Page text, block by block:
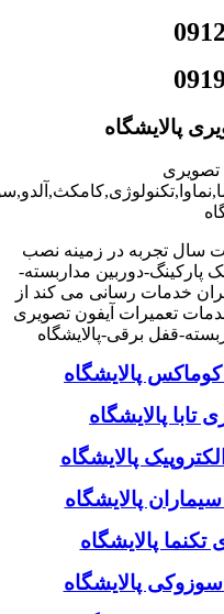
پالایشگاه
تصویری
سال تجربه در زمینه نصب
پارکینگ-دوربین مداربسته-
خدمات رسانی می کند از
تعمیرات آیفون تصویری
قفل برقی-پالایشگاه
پالایشگاه
تابا پالایشگاه
پالایشگاه
پالایشگاه
پالایشگاه
پالایشگاه